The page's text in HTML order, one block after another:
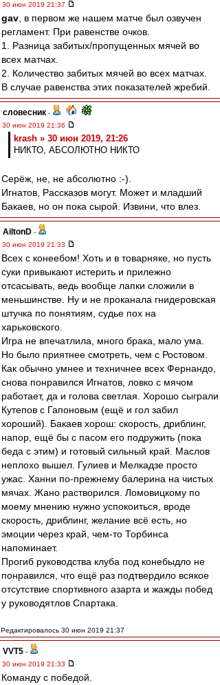
30 июн 2019 21:37
gav , в первом же нашем матче был озвучен
регламент. При равенстве очков.
1. Разница забитых/пропущенных мячей во
всех матчах.
2. Количество забитых мячей во всех матчах.
В случае равенства этих показателей жребий.
словесник -
30 июн 2019 21:36
krash » 30 июн 2019, 21:26
НИКТО, АБСОЛЮТНО НИКТО
Серёж, не, не абсолютно :-).
Игнатов, Рассказов могут. Может и младший
Бакаев, но он пока сырой. Извини, что влез.
AiltonD -
30 июн 2019 21:33
Всех с конеебом! Хоть и в товарняке, но пусть
суки привыкают истерить и прилежно
отсасывать, ведь вообще лапки сложили в
меньшинстве. Ну и не проканала гнидеровская
штучка по понятиям, судье пох на
харьковского.
Игра не впечатлила, много брака, мало ума.
Но было приятнее смотреть, чем с Ростовом.
Как обычно умнее и техничнее всех Фернандо,
снова понравился Игнатов, ловко с мячом
работает, да и голова светлая. Хорошо сыграли
Кутепов с Гапоновым (ещё и гол забил
хороший). Бакаев хорош: скорость, дриблинг,
напор, ещё бы с пасом его подружить (пока
беда с этим) и готовый сильный край. Маслов
неплохо вышел. Гулиев и Мелкадзе просто
ужас. Ханни по-прежнему балерина на чистых
мячах. Жано растворился. Ломовицкому по
моему мнению нужно успокоиться, вроде
скорость, дриблинг, желание всё есть, но
эмоции через край, чем-то Торбинса
напоминает.
Прогиб руководства клуба под конебыдло не
понравился, что ещё раз подтвердило всякое
отсутствие спортивного азарта и жажды побед
у руководятлов Спартака.
Редактировалось 30 июн 2019 21:37
VVT5 -
30 июн 2019 21:33
Команду с победой.